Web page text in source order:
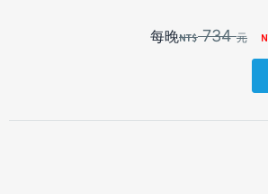
每晚 734元